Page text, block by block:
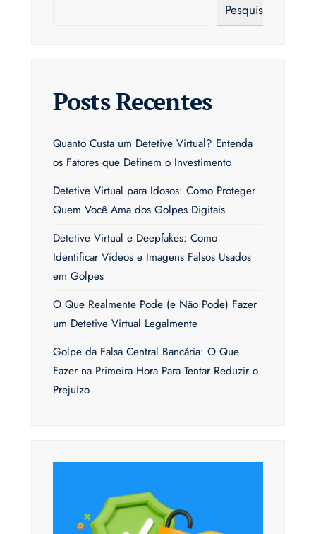
Pesquisar
Posts Recentes
Quanto Custa um Detetive Virtual? Entenda
os Fatores que Definem o Investimento
Detetive Virtual para Idosos: Como Proteger
Quem Você Ama dos Golpes Digitais
Detetive Virtual e Deepfakes: Como
Identificar Vídeos e Imagens Falsos Usados
em Golpes
O Que Realmente Pode (e Não Pode) Fazer
um Detetive Virtual Legalmente
Golpe da Falsa Central Bancária: O Que
Fazer na Primeira Hora Para Tentar Reduzir o
Prejuízo